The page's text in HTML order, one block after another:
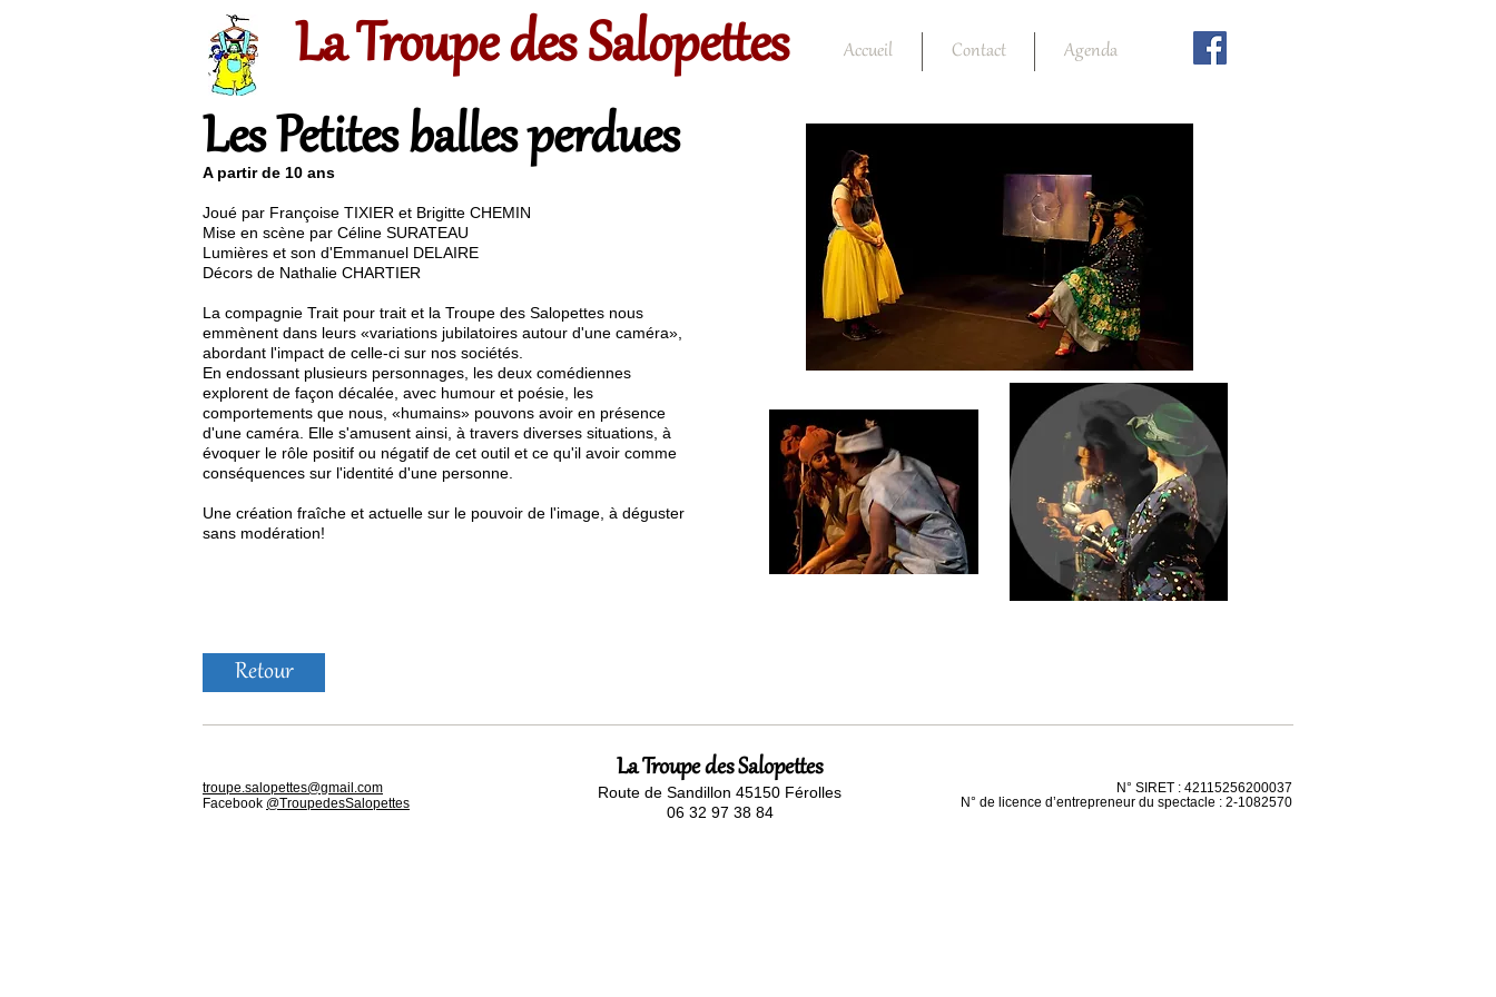
La Troupe des Salopettes Accueil Contact Agenda
Les Petites balles perdues
A partir de 10 ans
Joué par Françoise TIXIER et Brigitte CHEMIN
Mise en scène par Céline SURATEAU
Lumières et son d'Emmanuel DELAIRE
Décors de Nathalie CHARTIER
La compagnie Trait pour trait et la Troupe des Salopettes nous
emmènent dans leurs «variations jubilatoires autour d'une caméra»,
abordant l'impact de celle-ci sur nos sociétés.
En endossant plusieurs personnages, les deux comédiennes
explorent de façon décalée, avec humour et poésie, les
comportements que nous, «humains» pouvons avoir en présence
d'une caméra. Elle s'amusent ainsi, à travers diverses situations, à
évoquer le rôle positif ou négatif de cet outil et ce qu'il avoir comme
conséquences sur l'identité d'une personne.
Une création fraîche et actuelle sur le pouvoir de l'image, à déguster
sans modération!
Retour
troupe.salopettes@gmail.com
Facebook @TroupedesSalopettes
La Troupe des Salopettes
Route de Sandillon 45150 Férolles
06 32 97 38 84
N° SIRET : 42115256200037
N° de licence d’entrepreneur du spectacle : 2-1082570